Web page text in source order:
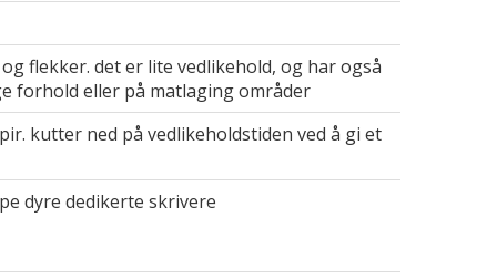
flekker. det er lite vedlikehold, og har også
forhold eller på matlaging områder
kutter ned på vedlikeholdstiden ved å gi et
dyre dedikerte skrivere